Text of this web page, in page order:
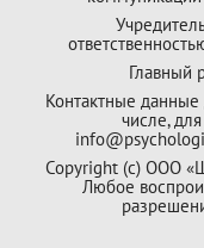
Главный
Контактные данные
числе,
Copyright (с) ООО
Любое